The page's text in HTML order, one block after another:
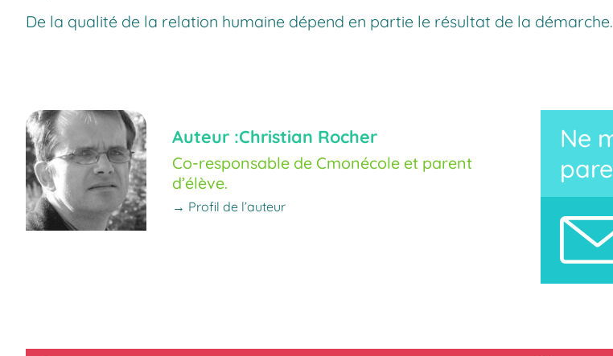
De la qualité de la relation humaine dépend en partie le résultat de la démarche.
Auteur :Christian Rocher
Co-responsable de Cmonécole et parent
d’élève.
→ Profil de l’auteur
Ne